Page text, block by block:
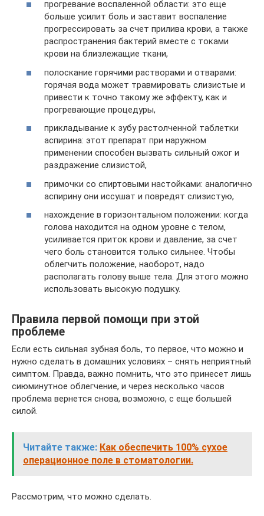
прогревание воспаленной области: это еще
больше усилит боль и заставит воспаление
прогрессировать за счет прилива крови, а также
распространения бактерий вместе с токами
крови на близлежащие ткани,
полоскание горячими растворами и отварами:
горячая вода может травмировать слизистые и
привести к точно такому же эффекту, как и
прогревающие процедуры,
прикладывание к зубу растолченной таблетки
аспирина: этот препарат при наружном
применении способен вызвать сильный ожог и
раздражение слизистой,
примочки со спиртовыми настойками: аналогично
аспирину они иссушат и повредят слизистую,
нахождение в горизонтальном положении: когда
голова находится на одном уровне с телом,
усиливается приток крови и давление, за счет
чего боль становится только сильнее. Чтобы
облегчить положение, наоборот, надо
располагать голову выше тела. Для этого можно
использовать высокую подушку.
Правила первой помощи при этой
проблеме
Если есть сильная зубная боль, то первое, что можно и
нужно сделать в домашних условиях – снять неприятный
симптом. Правда, важно помнить, что это принесет лишь
сиюминутное облегчение, и через несколько часов
проблема вернется снова, возможно, с еще большей
силой.
Читайте также: Как обеспечить 100% сухое
операционное поле в стоматологии.
Рассмотрим, что можно сделать.